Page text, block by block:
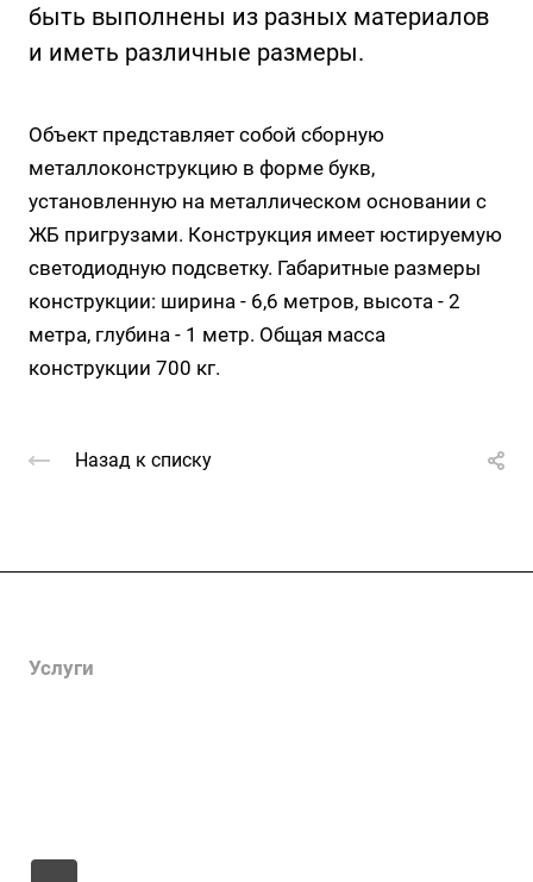
быть выполнены из разных материалов
и иметь различные размеры.
Объект представляет собой сборную
металлоконструкцию в форме букв,
установленную на металлическом основании с
ЖБ пригрузами. Конструкция имеет юстируемую
светодиодную подсветку. Габаритные размеры
конструкции: ширина - 6,6 метров, высота - 2
метра, глубина - 1 метр. Общая масса
конструкции 700 кг.
Назад к списку
Услуги